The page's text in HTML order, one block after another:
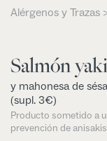
Alérgenos y Trazas
Salmón
y mahonesa de
(supl. 3€)
Producto sometido a
prevención de anisakis